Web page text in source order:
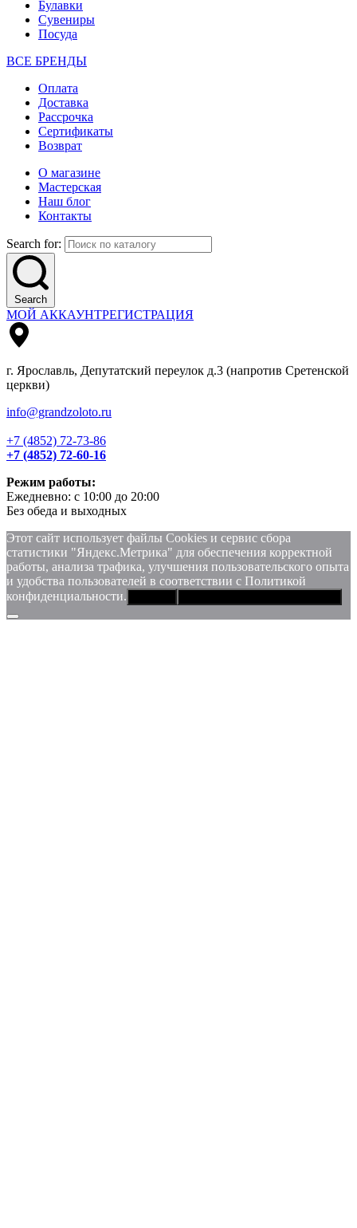
Булавки
Сувениры
Посуда
ВСЕ БРЕНДЫ
Оплата
Доставка
Рассрочка
Сертификаты
Возврат
О магазине
Мастерская
Наш блог
Контакты
Search for:
Search
МОЙ АККАУНТРЕГИСТРАЦИЯ
г. Ярославль, Депутатский переулок д.3 (напротив Сретенской
церкви)
info@grandzoloto.ru
+7 (4852) 72-73-86
+7 (4852) 72-60-16
Режим работы:
Ежедневно: с 10:00 до 20:00
Без обеда и выходных
Этот сайт использует файлы Сookies и сервис сбора
статистики "Яндекс.Метрика" для обеспечения корректной
работы, анализа трафика, улучшения пользовательского опыта
и удобства пользователей в соответствии с Политикой
конфиденциальности.